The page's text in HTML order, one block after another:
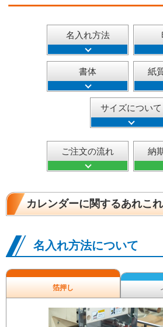
名入れ方法
書体 紙
サイズについて
ご注文の流れ 納
カレンダーに関するあれこれ
名入れ方法について
箔押し